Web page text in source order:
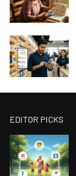
EDITOR PICKS